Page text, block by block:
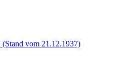
vom 21.12.1937)